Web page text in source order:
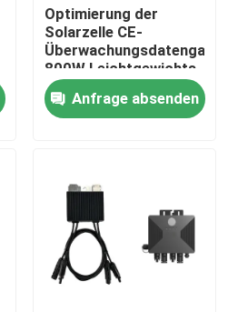
Optimierung der
Solarzelle CE-
800W Leichtgewichts-
Solaroptimierer
Anfrage absenden